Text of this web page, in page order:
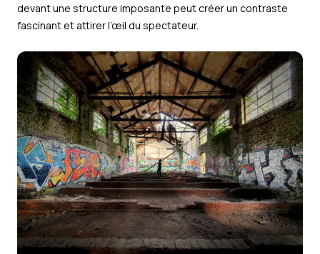
devant une structure imposante peut créer un contraste
fascinant et attirer l’œil du spectateur.